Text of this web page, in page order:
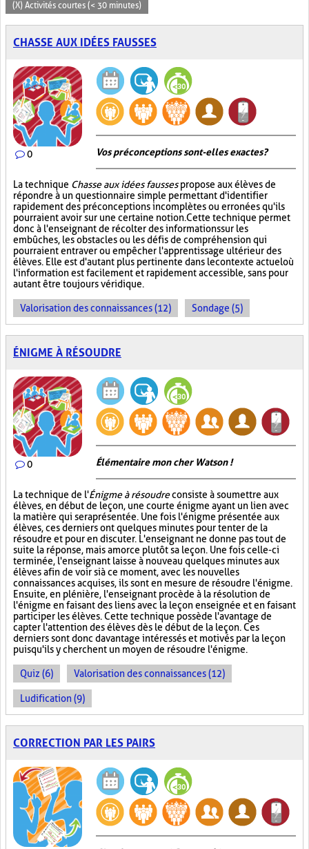
(X) Activités courtes (< 30 minutes)
CHASSE AUX IDÉES FAUSSES
0 Vos préconceptions sont-elles exactes ?
La technique Chasse aux idées faussespropose aux élèves de
répondre à un questionnaire simple permettant d'identifier
rapidement des préconceptions incomplètes ou erronées qu'ils
pourraient avoir sur une certaine notion. Cette technique permet
donc à l'enseignant de récolter des informations sur les
embûches, les obstacles ou les défis de compréhension qui
pourraient entraver ou empêcher l'apprentissage ultérieur des
élèves. Elle est d'autant plus pertinente dans le contexte actuel où
l'information est facilement et rapidement accessible, sans pour
autant être toujours véridique.
Valorisation des connaissances (12) Sondage (5)
ÉNIGME À RÉSOUDRE
0 Élémentaire mon cher Watson !
La technique de l'Énigme à résoudreconsiste à soumettre aux
élèves, en début de leçon, une courte énigme ayant un lien avec
la matière qui sera présentée. Une fois l'énigme présentée aux
élèves, ces derniers ont quelques minutes pour tenter de la
résoudre et pour en discuter. L'enseignant ne donne pas tout de
suite la réponse, mais amorce plutôt sa leçon. Une fois celle-ci
terminée, l'enseignant laisse à nouveau quelques minutes aux
élèves afin de voir si à ce moment, avec les nouvelles
connaissances acquises, ils sont en mesure de résoudre l'énigme.
Ensuite, en plénière, l'enseignant procède à la résolution de
l'énigme en faisant des liens avec la leçon enseignée et en faisant
participer les élèves. Cette technique possède l'avantage de
capter l'attention des élèves dès le début de la leçon. Ces
derniers sont donc davantage intéressés et motivés par la leçon
puisqu'ils y cherchent un moyen de résoudre l'énigme.
Quiz (6) Valorisation des connaissances (12)
Ludification (9)
CORRECTION PAR LES PAIRS